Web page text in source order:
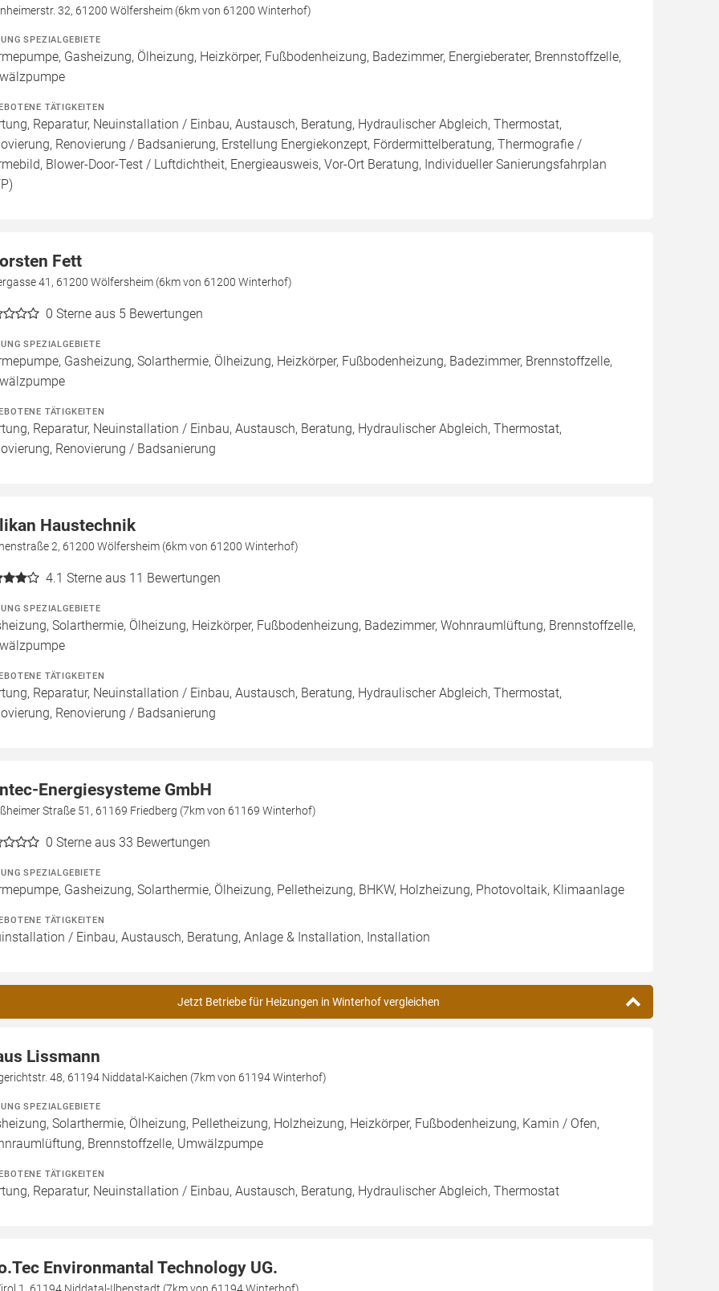
32, 61200 Wölfersheim (6km von 61200 Winterhof)
SPEZIALGEBIETE
Gasheizung, Ölheizung, Heizkörper, Fußbodenheizung, Badezimmer, Energieberater, Brennstoffzelle,
TÄTIGKEITEN
Reparatur, Neuinstallation / Einbau, Austausch, Beratung, Hydraulischer Abgleich, Thermostat,
Renovierung / Badsanierung, Erstellung Energiekonzept, Fördermittelberatung, Thermografie /
Blower-Door-Test / Luftdichtheit, Energieausweis, Vor-Ort Beratung, Individueller Sanierungsfahrplan
Fett
41, 61200 Wölfersheim (6km von 61200 Winterhof)
0 Sterne aus 5 Bewertungen
SPEZIALGEBIETE
Gasheizung, Solarthermie, Ölheizung, Heizkörper, Fußbodenheizung, Badezimmer, Brennstoffzelle,
TÄTIGKEITEN
Reparatur, Neuinstallation / Einbau, Austausch, Beratung, Hydraulischer Abgleich, Thermostat,
Renovierung / Badsanierung
Haustechnik
2, 61200 Wölfersheim (6km von 61200 Winterhof)
4.1 Sterne aus 11 Bewertungen
SPEZIALGEBIETE
Solarthermie, Ölheizung, Heizkörper, Fußbodenheizung, Badezimmer, Wohnraumlüftung, Brennstoffzelle,
TÄTIGKEITEN
Reparatur, Neuinstallation / Einbau, Austausch, Beratung, Hydraulischer Abgleich, Thermostat,
Renovierung / Badsanierung
Energiesysteme GmbH
Straße 51, 61169 Friedberg (7km von 61169 Winterhof)
0 Sterne aus 33 Bewertungen
SPEZIALGEBIETE
Gasheizung, Solarthermie, Ölheizung, Pelletheizung, BHKW, Holzheizung, Photovoltaik, Klimaanlage
TÄTIGKEITEN
/ Einbau, Austausch, Beratung, Anlage & Installation, Installation
Jetzt Betriebe für Heizungen in Winterhof vergleichen
Lissmann
48, 61194 Niddatal-Kaichen (7km von 61194 Winterhof)
SPEZIALGEBIETE
Solarthermie, Ölheizung, Pelletheizung, Holzheizung, Heizkörper, Fußbodenheizung, Kamin / Ofen,
Brennstoffzelle, Umwälzpumpe
TÄTIGKEITEN
Reparatur, Neuinstallation / Einbau, Austausch, Beratung, Hydraulischer Abgleich, Thermostat
Environmantal Technology UG.